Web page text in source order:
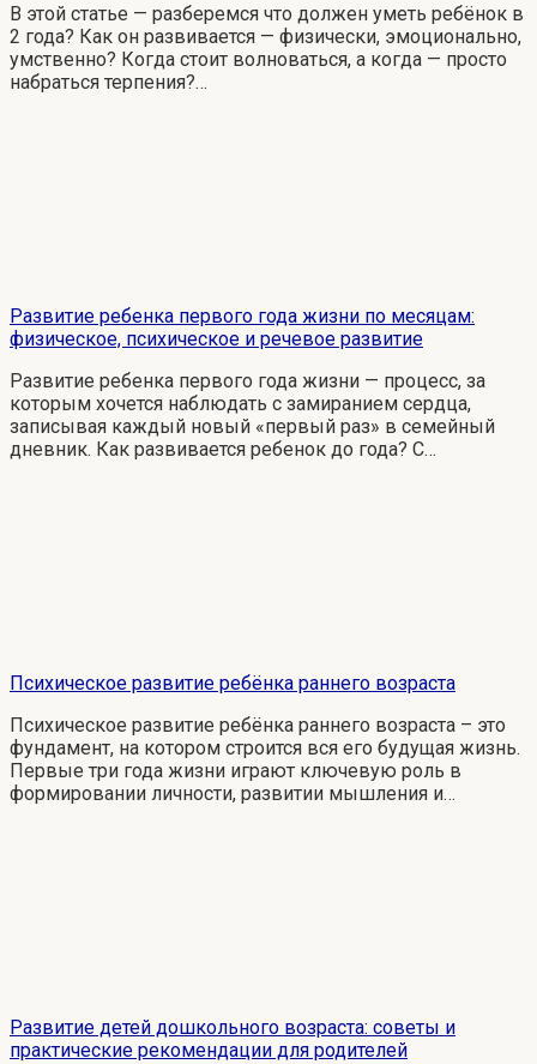
В этой статье — разберемся что должен уметь ребёнок в
2 года? Как он развивается — физически, эмоционально,
умственно? Когда стоит волноваться, а когда — просто
набраться терпения?…
Развитие ребенка первого года жизни по месяцам:
физическое, психическое и речевое развитие
Развитие ребенка первого года жизни — процесс, за
которым хочется наблюдать с замиранием сердца,
записывая каждый новый «первый раз» в семейный
дневник. Как развивается ребенок до года? С…
Психическое развитие ребёнка раннего возраста
Психическое развитие ребёнка раннего возраста – это
фундамент, на котором строится вся его будущая жизнь.
Первые три года жизни играют ключевую роль в
формировании личности, развитии мышления и…
Развитие детей дошкольного возраста: советы и
практические рекомендации для родителей